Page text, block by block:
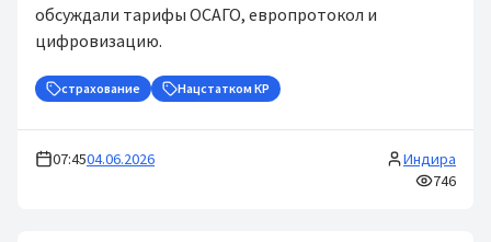
обсуждали тарифы ОСАГО, европротокол и
цифровизацию.
страхование Нацстатком КР
07:4504.06.2026
Индира
746